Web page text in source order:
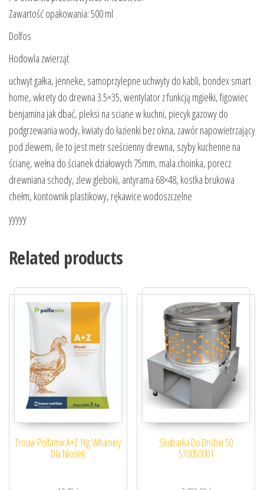
Zawartość opakowania: 500 ml
Dolfos
Hodowla zwierząt
uchwyt gałka, jenneke, samoprzylepne uchwyty do kabli, bondex smart
home, wkrety do drewna 3.5×35, wentylator z funkcją mgiełki, figowiec
benjamina jak dbać, pleksi na sciane w kuchni, piecyk gazowy do
podgrzewania wody, kwiaty do łazienki bez okna, zawór napowietrzający
pod zlewem, ile to jest metr sześcienny drewna, szyby kuchenne na
ścianę, wełna do ścianek działowych 75mm, mala.choinka, porecz
drewniana schody, zlew gleboki, antyrama 68×48, kostka brukowa
chełm, kontownik plastikowy, rękawice wodoszczelne
yyyyy
Related products
Trouw Polfamix A+Z 1Kg Witaminy
Dla Niosek
Skubarka Do Drobiu 50
570050001